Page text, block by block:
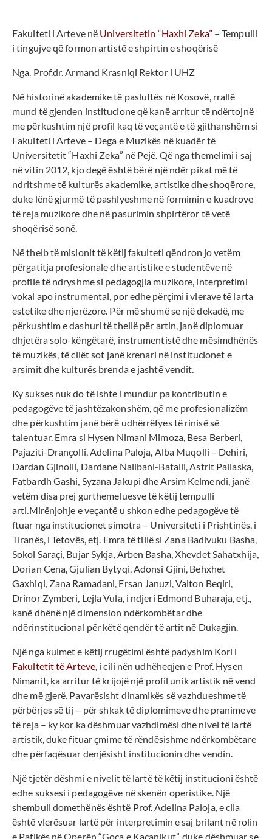
Fakulteti i Arteve në Universitetin “Haxhi Zeka” – Tempulli
i tingujve që formon artistë e shpirtin e shoqërisë
Nga. Prof.dr. Armand Krasniqi Rektor i UHZ
Në historinë akademike të pasluftës në Kosovë, rrallë
mund të gjenden institucione që kanë arritur të ndërtojnë
me përkushtim një profil kaq të veçantë e të gjithanshëm si
Fakulteti i Arteve – Dega e Muzikës në kuadër të
Universitetit “Haxhi Zeka” në Pejë. Që nga themelimi i saj
në vitin 2012, kjo degë është bërë një ndër pikat më të
ndritshme të kulturës akademike, artistike dhe shoqërore,
duke lënë gjurmë të pashlyeshme në formimin e kuadrove
të reja muzikore dhe në pasurimin shpirtëror të vetë
shoqërisë sonë.
Në thelb të misionit të këtij fakulteti qëndron jo vetëm
përgatitja profesionale dhe artistike e studentëve në
profile të ndryshme si pedagogjia muzikore, interpretimi
vokal apo instrumental, por edhe përçimi i vlerave të larta
estetike dhe njerëzore. Për më shumë se një dekadë, me
përkushtim e dashuri të thellë për artin, janë diplomuar
dhjetëra solo-këngëtarë, instrumentistë dhe mësimdhënës
të muzikës, të cilët sot janë krenari në institucionet e
arsimit dhe kulturës brenda e jashtë vendit.
Ky sukses nuk do të ishte i mundur pa kontributin e
pedagogëve të jashtëzakonshëm, që me profesionalizëm
dhe përkushtim janë bërë udhërrëfyes të rinisë së
talentuar. Emra si Hysen Nimani Mimoza, Besa Berberi,
Pajaziti-Drançolli, Adelina Paloja, Alba Muqolli – Dehiri,
Dardan Gjinolli, Dardane Nallbani-Batalli, Astrit Pallaska,
Fatbardh Gashi, Syzana Jakupi dhe Arsim Kelmendi, janë
vetëm disa prej gurthemeluesve të këtij tempulli
arti.Mirënjohje e veçantë u shkon edhe pedagogëve të
ftuar nga institucionet simotra – Universiteti i Prishtinës, i
Tiranës, i Tetovës, etj. Emra të tillë si Zana Badivuku Basha,
Sokol Saraçi, Bujar Sykja, Arben Basha, Xhevdet Sahatxhija,
Dorian Cena, Gjulian Bytyqi, Adonsi Gjini, Behxhet
Gaxhiqi, Zana Ramadani, Ersan Januzi, Valton Beqiri,
Drinor Zymberi, Lejla Vula, i ndjeri Edmond Buharaja, etj.,
kanë dhënë një dimension ndërkombëtar dhe
ndërinstitucional për këtë qendër të artit në Dukagjin.
Një nga kulmet e këtij rrugëtimi është padyshim Kori i
Fakultetit të Arteve, i cili nën udhëheqjen e Prof. Hysen
Nimanit, ka arritur të krijojë një profil unik artistik në vend
dhe më gjerë. Pavarësisht dinamikës së vazhdueshme të
përbërjes së tij – për shkak të diplomimeve dhe pranimeve
të reja – ky kor ka dëshmuar vazhdimësi dhe nivel të lartë
artistik, duke fituar çmime të rëndësishme ndërkombëtare
dhe përfaqësuar denjësisht institucionin dhe vendin.
Një tjetër dëshmi e nivelit të lartë të këtij institucioni është
edhe suksesi i pedagogëve në skenën operistike. Një
shembull domethënës është Prof. Adelina Paloja, e cila
është vlerësuar lartë për interpretimin e saj brilant në rolin
e Pafikës në Operën “Goca e Kaçanikut”, duke dëshmuar se